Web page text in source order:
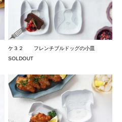
ケ３２ フレンチブルドッグの小皿
SOLDOUT